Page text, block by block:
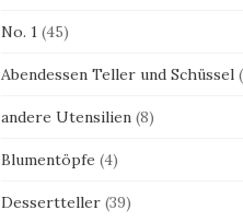
No. 1 (45)
Abendessen Teller und Schüssel
andere Utensilien (8)
Blumentöpfe (4)
Dessertteller (39)